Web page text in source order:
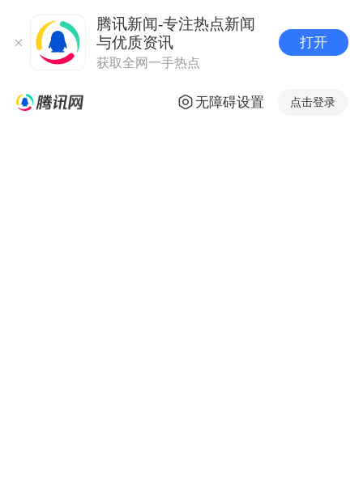
腾讯新闻-专注热点新闻
与优质资讯
获取全网一手热点
打开
无障碍设置 点击登录